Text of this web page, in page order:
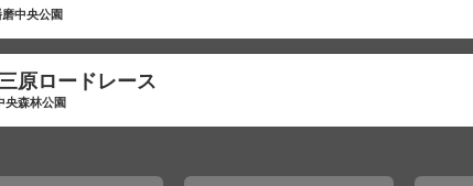
中央公園
原ロードレース
央森林公園